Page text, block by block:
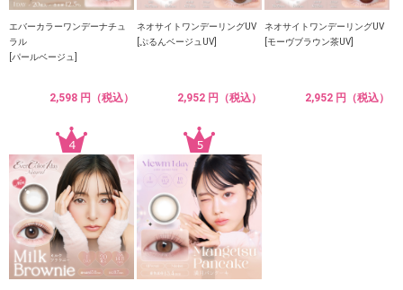
エバーカラーワンデーナチュ
ラル
[パールベージュ]
2,598 円（税込）
ネオサイトワンデーリングUV
[ぷるんベージュUV]
2,952 円（税込）
ネオサイトワンデーリングUV
[モーヴブラウン茶UV]
2,952 円（税込）